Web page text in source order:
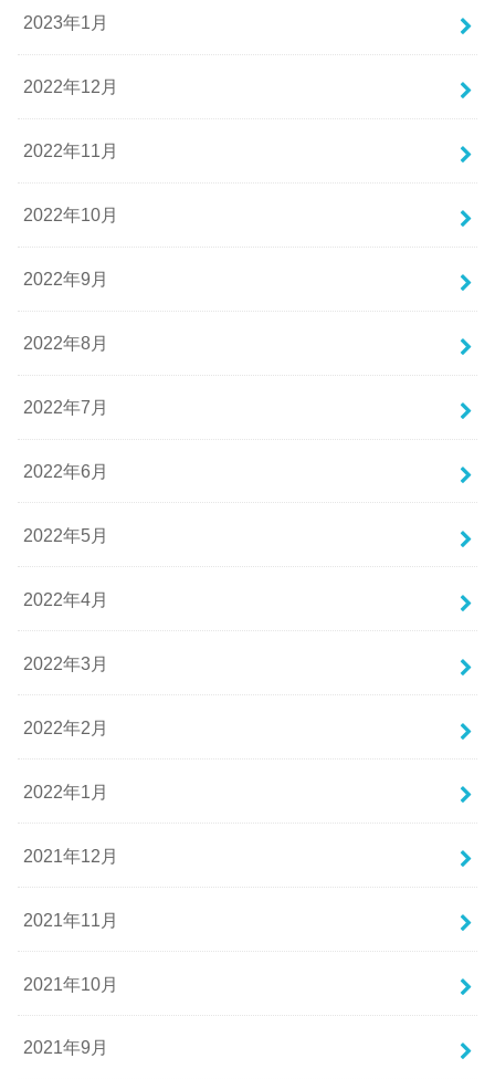
2023年1月
2022年12月
2022年11月
2022年10月
2022年9月
2022年8月
2022年7月
2022年6月
2022年5月
2022年4月
2022年3月
2022年2月
2022年1月
2021年12月
2021年11月
2021年10月
2021年9月